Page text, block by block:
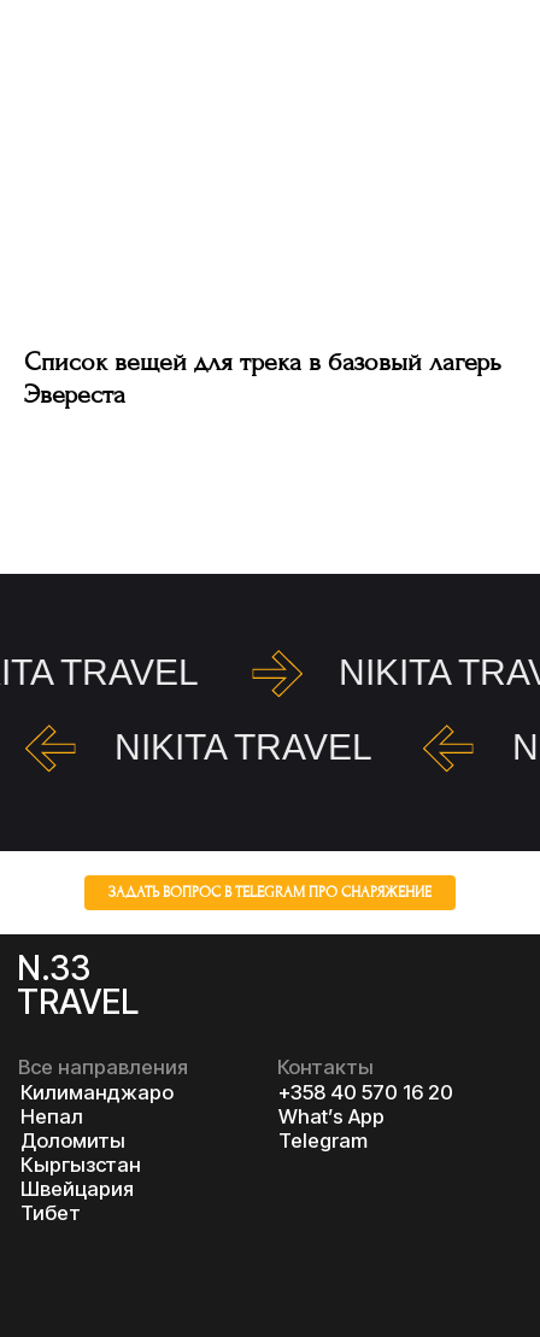
Список вещей для трека в базовый лагерь
Эвереста
TRAVEL
NIKITA
NIKITA TRAVEL
ЗАДАТЬ ВОПРОС В TELEGRAM ПРО СНАРЯЖЕНИЕ